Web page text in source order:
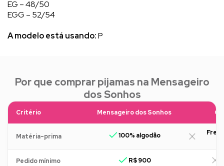
EG – 48/50
EGG – 52/54
A modelo está usando:P
Por que comprar pijamas na Mensageiro
dos Sonhos
Critério Mensageiro dos Sonhos
Matéria-prima 100% algodão
Pedido mínimo R$ 900